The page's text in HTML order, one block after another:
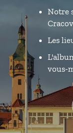
Notre
Les
vous-